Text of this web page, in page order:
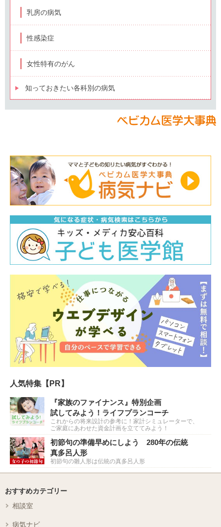
乳房の病気
性感染症
女性特有のがん
知っておきたい各科別の病気
人気特集【PR】
『家族のファイナンス』特別企画
試してみよう！ライフプランコーチ
これからの将来設計の参考に！家計シミュレーターで、
ご家庭にあわせた資金計画を立ててみよう！
初節句の準備早めにしよう 280年の伝統
真多呂人形
初節句の雛人形は伝統の真多呂人形
おすすめカテゴリー
相談室
病気ナビ